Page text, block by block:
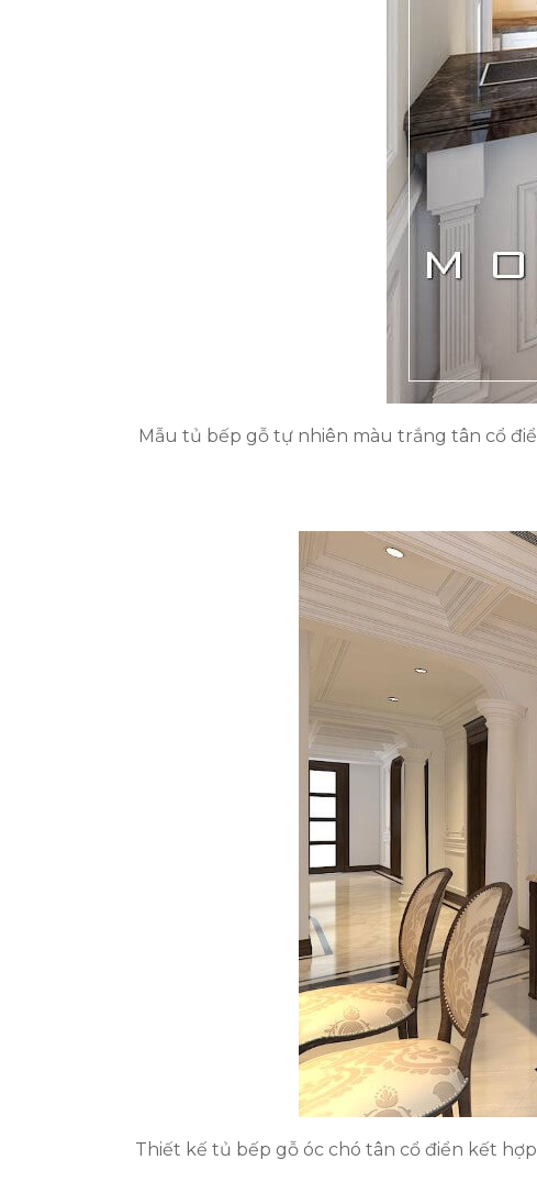
Mẫu tủ bếp gỗ tự nhiên màu trắng tân cổ
Thiết kế tủ bếp gỗ óc chó tân cổ điển kết